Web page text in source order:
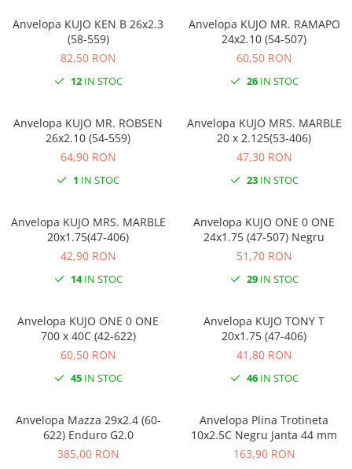
Anvelopa KUJO KEN B 26x2.3
(58-559)
82,50 RON
12IN STOC
Anvelopa KUJO MR. RAMAPO
24x2.10 (54-507)
60,50 RON
26IN STOC
Anvelopa KUJO MR. ROBSEN
26x2.10 (54-559)
64,90 RON
1 IN STOC
Anvelopa KUJO MRS. MARBLE
20 x 2.125(53-406)
47,30 RON
23IN STOC
Anvelopa KUJO MRS. MARBLE
20x1.75(47-406)
42,90 RON
14IN STOC
Anvelopa KUJO ONE 0 ONE
24x1.75 (47-507) Negru
51,70 RON
29IN STOC
Anvelopa KUJO ONE 0 ONE
700 x 40C (42-622)
60,50 RON
45IN STOC
Anvelopa KUJO TONY T
20x1.75 (47-406)
41,80 RON
46IN STOC
Anvelopa Mazza 29x2.4 (60-
622) Enduro G2.0
385,00 RON
Anvelopa Plina Trotineta
10x2.5C Negru Janta 44 mm
163,90 RON